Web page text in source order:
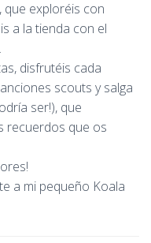
que exploréis con
a la tienda con el
disfrutéis cada
scouts y salga
ser!), que
recuerdos que os
a mi pequeño Koala